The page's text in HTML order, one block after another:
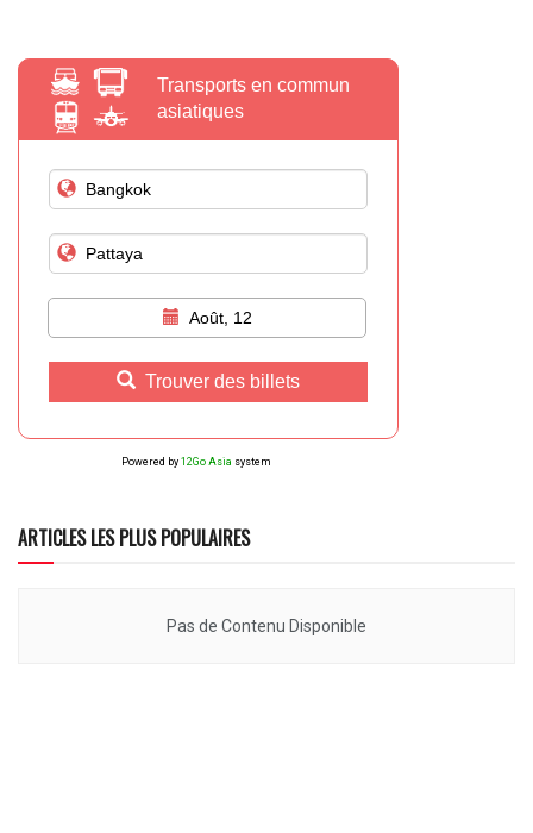
Transports en commun
asiatiques
Août, 12
Trouver des billets
Powered by 12Go Asia system
ARTICLES LES PLUS POPULAIRES
Pas de Contenu Disponible